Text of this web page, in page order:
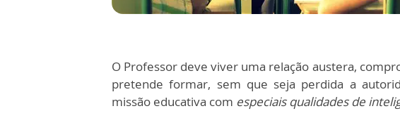
O Professor deve viver uma relação austera,
pretende formar, sem que seja perdida a
missão educativa com especiais qualidades de